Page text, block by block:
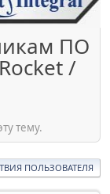
ПО
/
тему.
ПОЛЬЗОВАТЕЛЯ